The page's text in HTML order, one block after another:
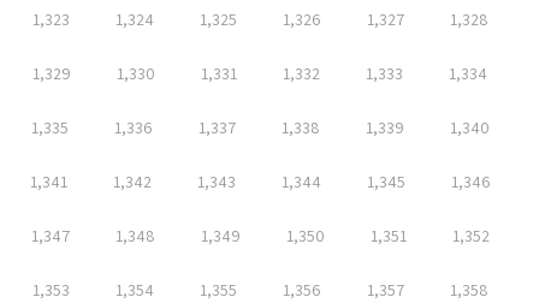
1,323 1,324 1,325 1,326 1,327 1,328
1,329 1,330 1,331 1,332 1,333 1,334
1,335 1,336 1,337 1,338 1,339 1,340
1,341 1,342 1,343 1,344 1,345 1,346
1,347 1,348 1,349 1,350 1,351 1,352
1,353 1,354 1,355 1,356 1,357 1,358